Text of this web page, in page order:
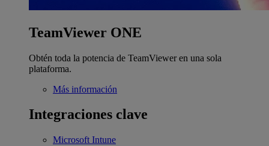
TeamViewer ONE
Obtén toda la potencia de TeamViewer en una sola
plataforma.
Más información
Integraciones clave
Microsoft Intune